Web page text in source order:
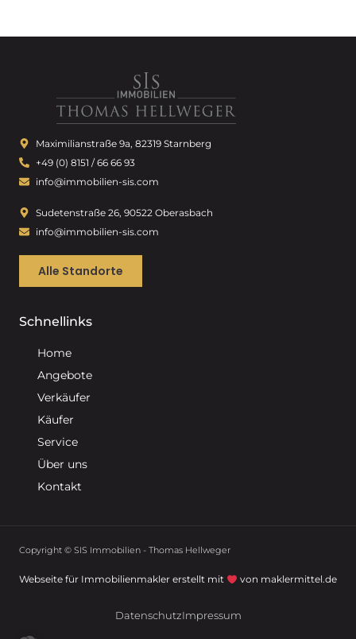
Maximilianstraße 9a, 82319 Starnberg
+49 (0) 8151 / 66 66 93
info@immobilien-sis.com
Sudetenstraße 26, 90522 Oberasbach
info@immobilien-sis.com
Alle Standorte
Schnellinks
Home
Angebote
Verkäufer
Käufer
Service
Über uns
Kontakt
Copyright © SIS Immobilien - Thomas Hellweger
Webseite für Immobilienmakler erstellt mit von maklermittel.de
DatenschutzImpressum